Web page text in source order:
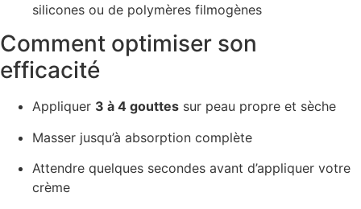
silicones ou de polymères filmogènes
Comment optimiser son
efficacité
Appliquer 3 à 4 gouttes sur peau propre et sèche
Masser jusqu’à absorption complète
Attendre quelques secondes avant d’appliquer votre
crème